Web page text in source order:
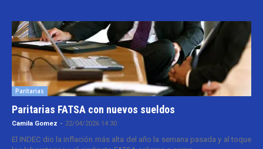
Paritarias
Paritarias FATSA con nuevos sueldos
Camila Gomez - 22/04/2026 14:30
El INDEC dio la inflación más alta del año la semana pasada y al toque